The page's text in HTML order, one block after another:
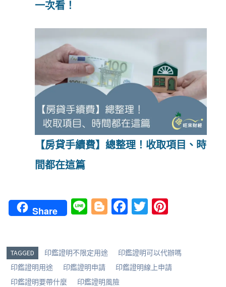
一次看！
【房貸手續費】總整理！收取項目、時
間都在這篇
Share
Li Bl
g
er
Fa
o
o
T
er es
t
TAGGED 印鑑證明不限定用途
印鑑證明可以代辦嗎
印鑑證明用途
印鑑證明申請
印鑑證明線上申請
印鑑證明要帶什麼
印鑑證明風險